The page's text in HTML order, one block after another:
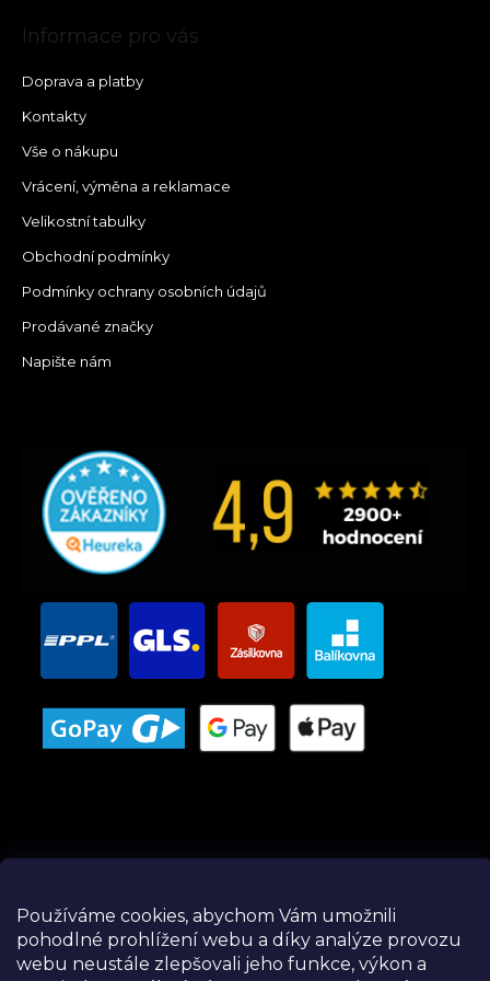
Používáme cookies, abychom Vám umožnili
pohodlné prohlížení webu a díky analýze provozu
webu neustále zlepšovali jeho funkce, výkon a
Informace pro vás
Doprava a platby
Kontakty
Vše o nákupu
Vrácení, výměna a reklamace
Velikostní tabulky
Obchodní podmínky
Podmínky ochrany osobních údajů
Prodávané značky
Napište nám
Instagram